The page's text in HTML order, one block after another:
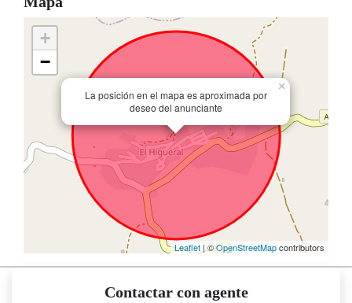
La posición en el mapa es aproximada por
deseo del anunciante
×
+
−
Leaflet | ©OpenStreetMapcontributors
Contactar con agente